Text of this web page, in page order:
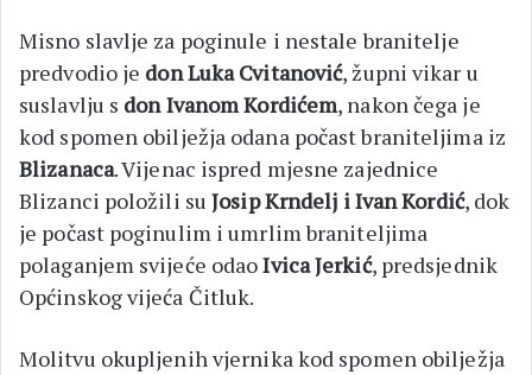
Misno slavlje za poginule i nestale branitelje
predvodio je don Luka Cvitanović, župni vikar u
suslavlju s don Ivanom Kordićem, nakon čega je
kod spomen obilježja odana počast braniteljima iz
Blizanaca. Vijenac ispred mjesne zajednice
Blizanci položili suJosip Krndelj i Ivan Kordić, dok
je počast poginulim i umrlim braniteljima
polaganjem svijeće odaoIvica Jerkić, predsjednik
Općinskog vijeća Čitluk.
Molitvu okupljenih vjernika kod spomen obilježja